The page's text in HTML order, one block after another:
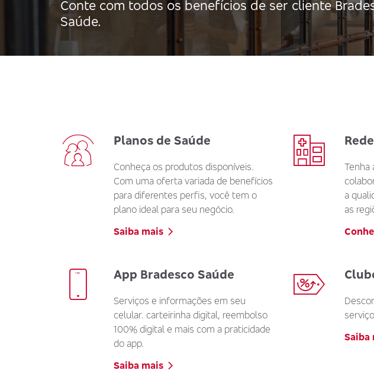
Conte com todos os benefícios de ser cliente
Saúde.
Planos de Saúde
Conheça os produtos disponíveis.
Com uma oferta variada de benefícios
para diferentes perfis, você tem o
plano ideal para seu negócio.
Saiba mais
Tenha
a
as
App Bradesco Saúde
Serviços e informações em seu
celular. carteirinha digital, reembolso
100% digital e mais com a praticidade
do app.
Saiba mais
Saiba